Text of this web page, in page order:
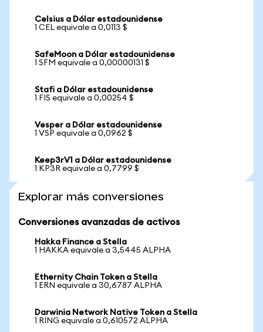
Celsius a Dólar estadounidense
1 CEL equivale a 0,0113 $
SafeMoon a Dólar estadounidense
1 SFM equivale a 0,00000131 $
Stafi a Dólar estadounidense
1 FIS equivale a 0,00254 $
Vesper a Dólar estadounidense
1 VSP equivale a 0,0962 $
Keep3rV1 a Dólar estadounidense
1 KP3R equivale a 0,7799 $
Explorar más conversiones
Conversiones avanzadas de activos
Hakka Finance a Stella
1 HAKKA equivale a 3,5445 ALPHA
Ethernity Chain Token a Stella
1 ERN equivale a 30,6787 ALPHA
Darwinia Network Native Token a Stella
1 RING equivale a 0,610572 ALPHA